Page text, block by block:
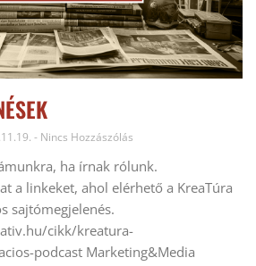
Nincs Hozzászólás
ha írnak rólunk.
a linkeket, ahol elérhető a KreaTúra
sajtómegjelenés.
cikk/kreatura-
podcast Marketing&Media